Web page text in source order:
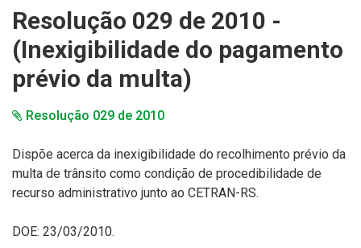
buscaResolução 029 de 2010 -
(Inexigibilidade do pagamento
prévio da multa)
Resolução 029 de 2010
Dispõe acerca da inexigibilidade do recolhimento prévio da
multa de trânsito como condição de procedibilidade de
recurso administrativo junto ao CETRAN-RS.
DOE: 23/03/2010.